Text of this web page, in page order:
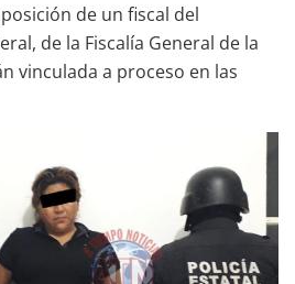
de un fiscal del
de la Fiscalía General de la
vinculada a proceso en las